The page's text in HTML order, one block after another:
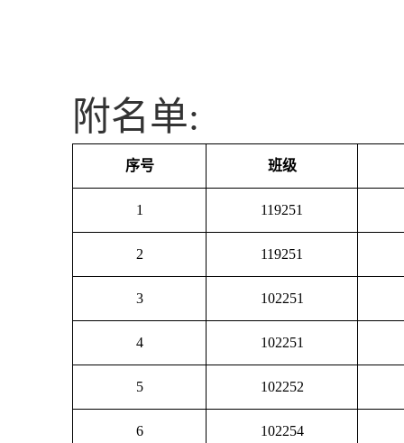
附名单:
序号 班级
1 119251
2 119251
3 102251
4 102251
5 102252
6 102254